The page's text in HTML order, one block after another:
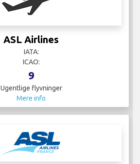
ASL Airlines
IATA:
ICAO:
9
Ugentlige flyvninger
Mere info